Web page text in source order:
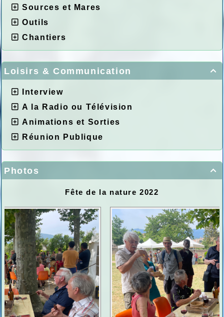
Sources et Mares
Outils
Chantiers

Loisirs & Communication
Interview
A la Radio ou Télévision
Animations et Sorties
Réunion Publique

Photos
Fête de la nature 2022